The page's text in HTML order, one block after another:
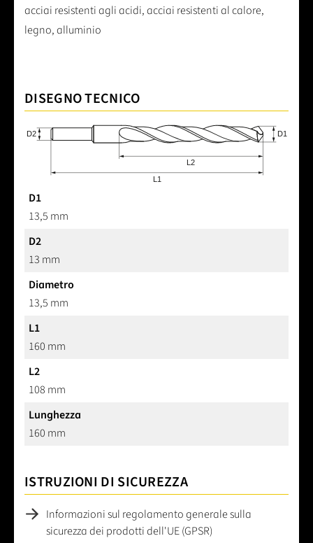
acciai resistenti agli acidi, acciai resistenti al calore,
legno, alluminio
DISEGNO TECNICO
D1
13,5 mm
D2
13 mm
Diametro
13,5 mm
L1
160 mm
L2
108 mm
Lunghezza
160 mm
ISTRUZIONI DI SICUREZZA
Informazioni sul regolamento generale sulla
sicurezza dei prodotti dell'UE (GPSR)